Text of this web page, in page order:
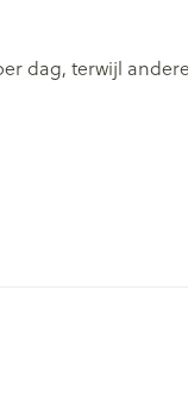
dag, terwijl